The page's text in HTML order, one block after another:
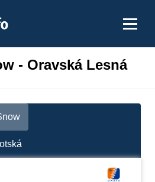
- Oravská Lesná